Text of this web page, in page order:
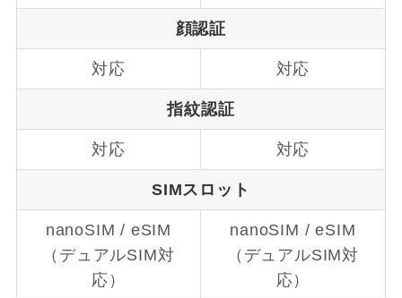
顔認証
対応 対応
指紋認証
対応 対応
SIMスロット
nanoSIM / eSIM
（デュアルSIM対
応）
nanoSIM / eSIM
（デュアルSIM対
応）